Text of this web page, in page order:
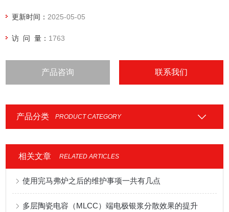
更新时间： 2025-05-05
访 问 量： 1763
产品咨询 联系我们
产品分类 PRODUCT CATEGORY
相关文章 RELATED ARTICLES
使用完马弗炉之后的维护事项一共有几点
多层陶瓷电容（MLCC）端电极银浆分散效果的提升